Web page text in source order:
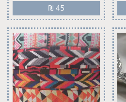
₪ 45